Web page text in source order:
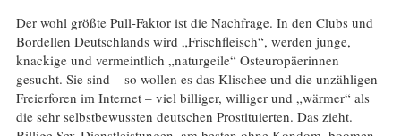
Der wohl größte Pull-Faktor ist die Nachfrage. In den Clubs und
Bordellen Deutschlands wird „Frischfleisch“, werden junge,
knackige und vermeintlich „naturgeile“ Osteuropäerinnen
gesucht. Sie sind – so wollen es das Klischee und die unzähligen
Freierforen im Internet – viel billiger, williger und „wärmer“ als
die sehr selbstbewussten deutschen Prostituierten. Das zieht.